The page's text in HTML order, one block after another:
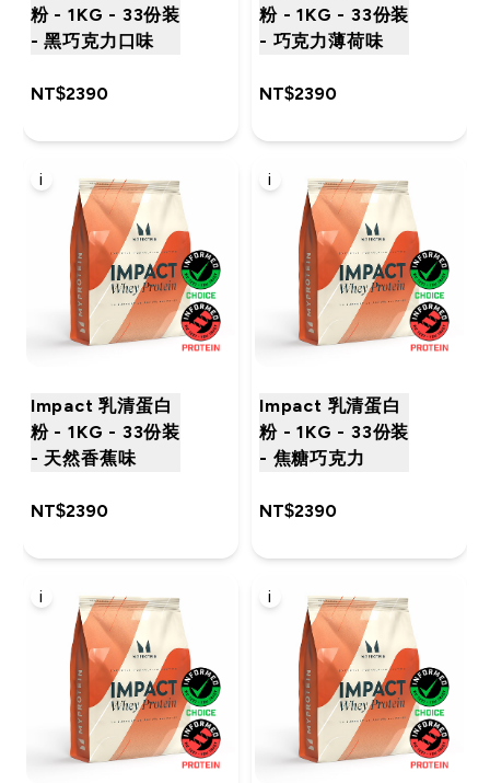
粉 - 1KG - 33份装
- 黑巧克力口味
NT$2390‎
粉 - 1KG - 33份装
- 巧克力薄荷味
NT$2390‎
i
Impact 乳清蛋白
粉 - 1KG - 33份装
- 天然香蕉味
NT$2390‎
i
Impact 乳清蛋白
粉 - 1KG - 33份装
- 焦糖巧克力
NT$2390‎
i i